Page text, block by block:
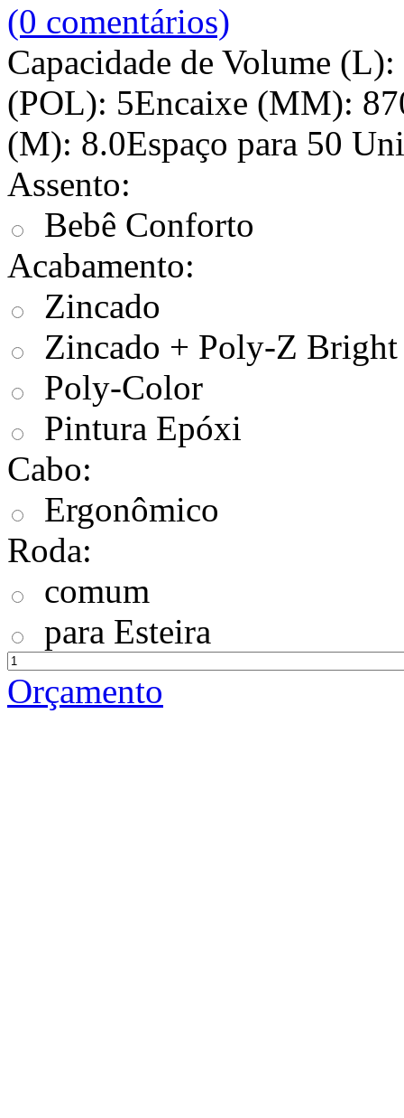
(0 comentários)
Capacidade de Volume
(POL): 5Encaixe (MM):
(M): 8.0Espaço para 50
Assento:
Bebê Conforto
Acabamento:
Zincado
Zincado + Poly-Z Bright
Poly-Color
Pintura Epóxi
Cabo:
Ergonômico
Roda:
comum
para Esteira
Orçamento